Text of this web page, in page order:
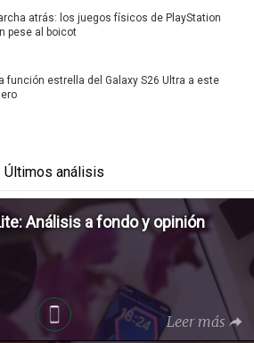
atrás: los juegos físicos de PlayStation
pese al boicot
función estrella del Galaxy S26 Ultra a este
Últimos análisis
Análisis a fondo y opinión
Leer más